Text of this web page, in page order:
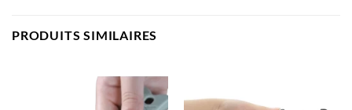
PRODUITS SIMILAIRES